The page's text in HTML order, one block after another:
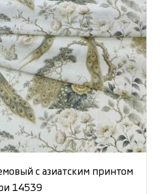
с азиатским принтом
14539